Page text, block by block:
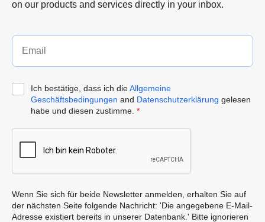
on our products and services directly in your inbox.
Ich bestätige, dass ich dieAllgemeine
Geschäftsbedingungen and Datenschutzerklärung gelesen
habe und diesen zustimme. *
Wenn Sie sich für beide Newsletter anmelden, erhalten Sie auf
der nächsten Seite folgende Nachricht: 'Die angegebene E-Mail-
Adresse existiert bereits in unserer Datenbank.' Bitte ignorieren